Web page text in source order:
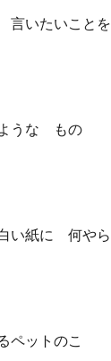
言いたいことを
うな もの
い紙に 何やら
ットのこ